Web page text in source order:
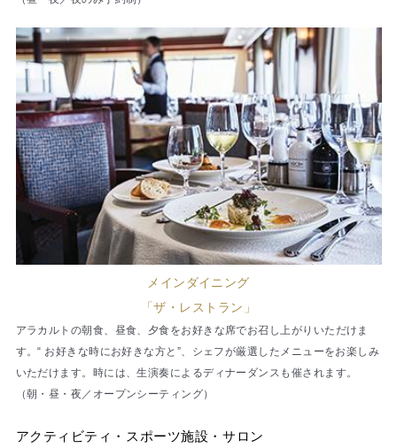
メインダイニング
「ザ・レストラン」
アラカルトの朝食、昼食、夕食をお好きな席でお召し上がりいただけま
す。“ お好きな時にお好きな方と”、シェフが厳選したメニューをお楽しみ
いただけます。時には、生演奏によるディナーダンスも催されます。
（朝・昼・夜／オープンシーティング）
アクティビティ・スポーツ施設・サロン